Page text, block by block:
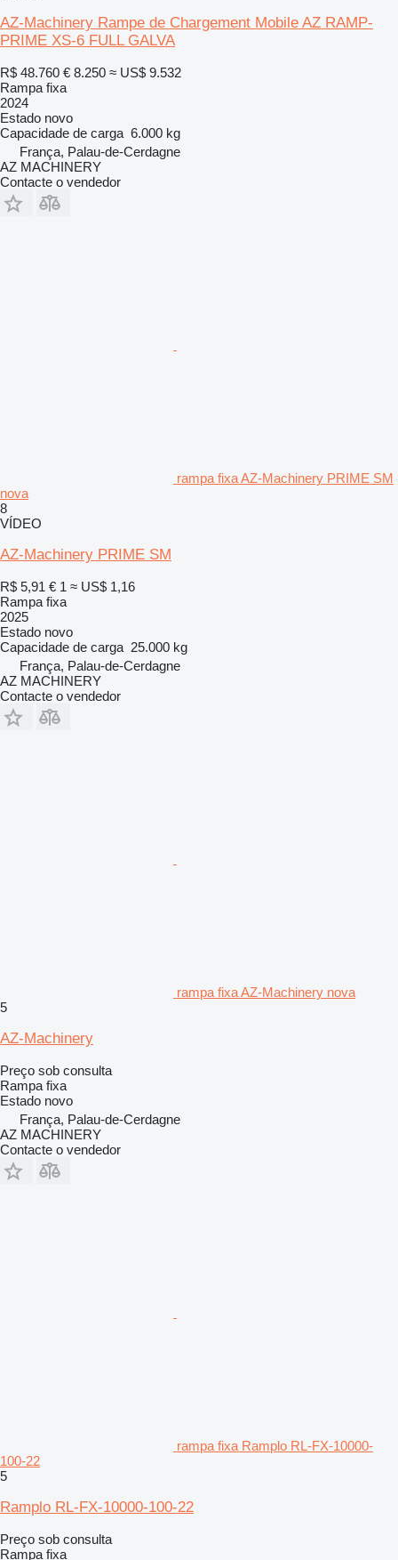
AZ-Machinery Rampe de Chargement Mobile AZ RAMP-
PRIME XS-6 FULL GALVA
R$ 48.760 € 8.250 ≈ US$ 9.532
Rampa fixa
2024
Estado novo
Capacidade de carga 6.000 kg
França, Palau-de-Cerdagne
AZ MACHINERY
Contacte o vendedor
rampa fixa AZ-Machinery PRIME SM
nova
8
VÍDEO
AZ-Machinery PRIME SM
R$ 5,91 € 1 ≈ US$ 1,16
Rampa fixa
2025
Estado novo
Capacidade de carga 25.000 kg
França, Palau-de-Cerdagne
AZ MACHINERY
Contacte o vendedor
rampa fixa AZ-Machinery nova
5
AZ-Machinery
Preço sob consulta
Rampa fixa
Estado novo
França, Palau-de-Cerdagne
AZ MACHINERY
Contacte o vendedor
rampa fixa Ramplo RL-FX-10000-
100-22
5
Ramplo RL-FX-10000-100-22
Preço sob consulta
Rampa fixa